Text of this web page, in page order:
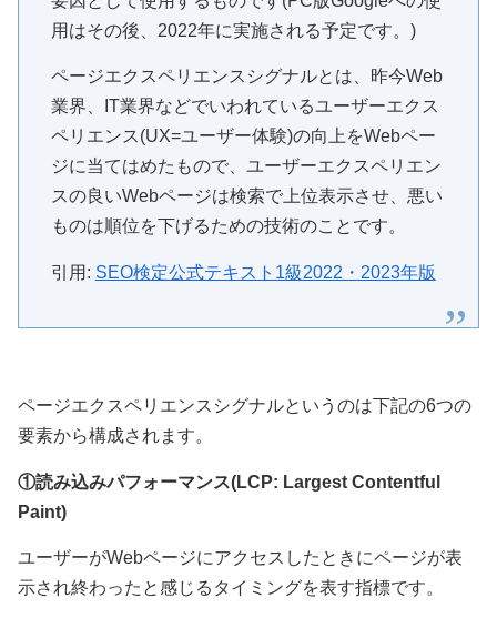
用はその後、2022年に実施される予定です。)
ページエクスペリエンスシグナルとは、昨今Web
業界、IT業界などでいわれているユーザーエクス
ペリエンス(UX=ユーザー体験)の向上をWebペー
ジに当てはめたもので、ユーザーエクスペリエン
スの良いWebページは検索で上位表示させ、悪い
ものは順位を下げるための技術のことです。
引用: SEO検定公式テキスト1級2022・2023年版
ページエクスペリエンスシグナルというのは下記の6つの
要素から構成されます。
①読み込みパフォーマンス(LCP: Largest Contentful
Paint)
ユーザーがWebページにアクセスしたときにページが表
示され終わったと感じるタイミングを表す指標です。